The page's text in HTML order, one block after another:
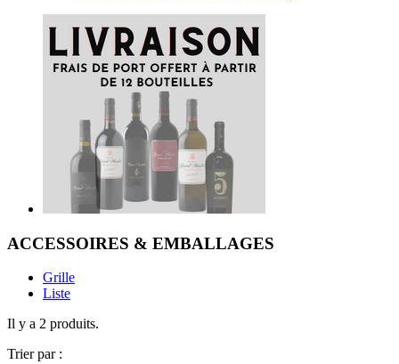
ACCESSOIRES & EMBALLAGES
Grille
Liste
Il y a 2 produits.
Trier par :